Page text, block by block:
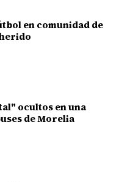
en comunidad de
ocultos en una
de Morelia